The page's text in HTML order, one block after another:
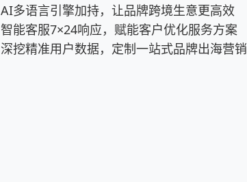
AI多语言引擎加持，让品牌跨境生意更高效
智能客服7×24响应，赋能客户优化服务方案
深挖精准用户数据，定制一站式品牌出海营销